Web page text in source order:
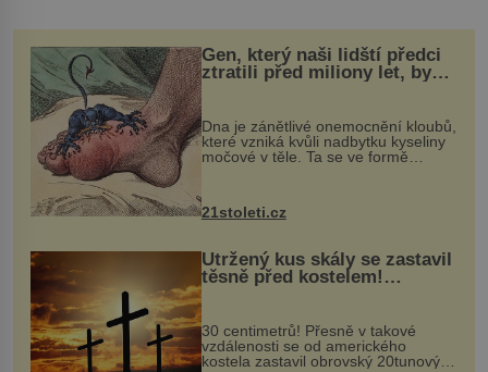
Gen, který naši lidští předci
ztratili před miliony let, by
mohl pomoci s léčbou
„nemoci králů“
Dna je zánětlivé onemocnění kloubů,
které vzniká kvůli nadbytku kyseliny
močové v těle. Ta se ve formě
nohou, a způsobuje bole...
21stoleti.cz
Utržený kus skály se zastavil
těsně před kostelem!
Ochránila ho boží síla?
30 centimetrů! Přesně v takové
vzdálenosti se od amerického
kostela zastavil obrovský 20tunový